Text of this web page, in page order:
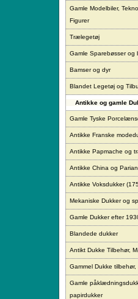
Gamle Modelbiler,
Figurer
Trælegetøj
Gamle Sparebøsser og
Bamser og dyr
Blandet Legetøj og
Antikke og gamle
Gamle Tyske
Antikke Franske
Antikke Papmache og
Antikke China og
Antikke Voksdukker
Mekaniske Dukker og
Gamle Dukker efter
Blandede dukker
Antikt Dukke Tilbehør,
Gammel Dukke
Gamle
papirdukker